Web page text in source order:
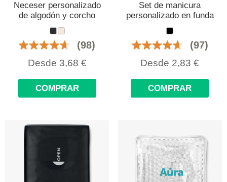
Neceser personalizado
de algodón y corcho
(98)
Desde 3,68 €
COMPRAR
Set de manicura
personalizado en funda
(97)
Desde 2,83 €
COMPRAR